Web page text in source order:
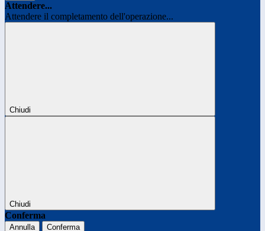
Attendere...
Attendere il completamento dell'operazione...
Chiudi
Chiudi
Conferma
Annulla Conferma